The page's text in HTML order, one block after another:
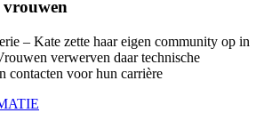
– Kate zette haar eigen community op in
verwerven daar technische
contacten voor hun carrière